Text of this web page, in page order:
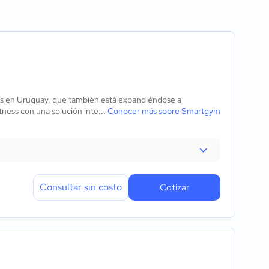
Uruguay, que también está expandiéndose a
con una solución inte... Conocer más sobre Smartgym
Consultar sin costo Cotizar